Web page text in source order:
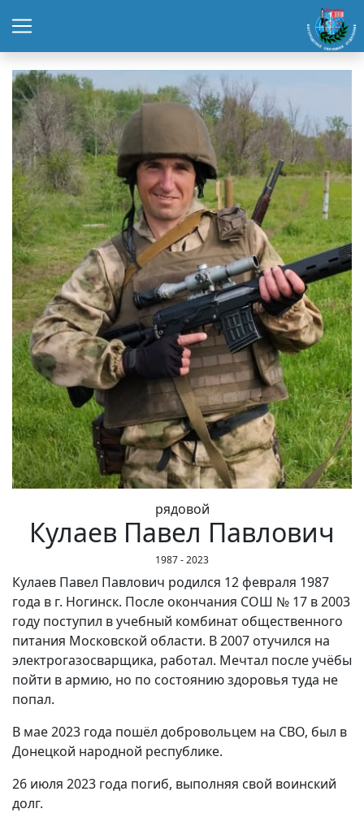
рядовой
Кулаев Павел Павлович
1987 - 2023
Кулаев Павел Павлович родился 12 февраля 1987
года в г. Ногинск. После окончания СОШ № 17 в 2003
году поступил в учебный комбинат общественного
питания Московской области. В 2007 отучился на
электрогазосварщика, работал. Мечтал после учёбы
пойти в армию, но по состоянию здоровья туда не
попал.
В мае 2023 года пошёл добровольцем на СВО, был в
Донецкой народной республике.
26 июля 2023 года погиб, выполняя свой воинский
долг.